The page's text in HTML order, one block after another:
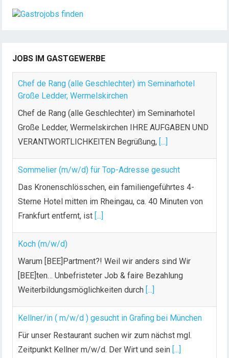
JOBS IM GASTGEWERBE
Chef de Rang (alle Geschlechter) im Seminarhotel
Große Ledder, Wermelskirchen
Chef de Rang (alle Geschlechter) im Seminarhotel
Große Ledder, Wermelskirchen IHRE AUFGABEN UND
VERANTWORTLICHKEITEN Begrüßung, [...]
Sommelier (m/w/d) für Top-Adresse gesucht
Das Kronenschlösschen, ein familiengeführtes 4-
Sterne Hotel mitten im Rheingau, ca. 40 Minuten von
Frankfurt entfernt, ist [...]
Koch (m/w/d)
Warum [BEE]Partment?! Weil wir anders sind Wir
[BEE]ten… Unbefristeter Job & faire Bezahlung
Weiterbildungsmöglichkeiten durch [...]
Kellner/in ( m/w/d ) gesucht in Grafing bei München
Für unser Restaurant suchen wir zum nächst mgl.
Zeitpunkt Kellner m/w/d. Der Wirt und sein [...]